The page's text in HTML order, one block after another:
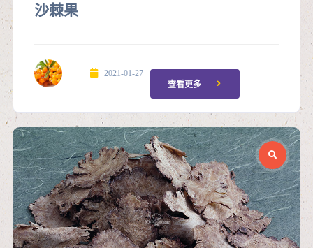
沙棘果
2021-01-27
查看更多